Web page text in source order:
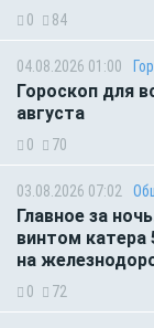
0 84
04.08.2026 01:00
Гороскоп для
августа
0 70
03.08.2026 07:02
Главное за
винтом катера
на
0 72